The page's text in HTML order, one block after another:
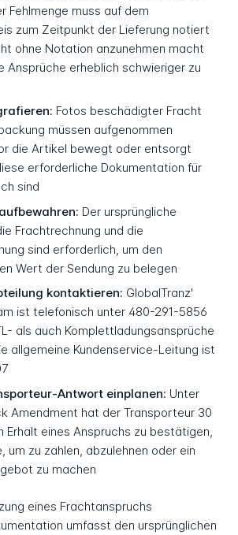
Fehlmenge muss auf dem
zum Zeitpunkt der Lieferung notiert
ohne Notation anzunehmen macht
Ansprüche erheblich schwieriger zu
Fotos beschädigter Fracht
müssen aufgenommen
die Artikel bewegt oder entsorgt
erforderliche Dokumentation für
sind
Der ursprüngliche
Frachtrechnung und die
sind erforderlich, um den
Wert der Sendung zu belegen
kontaktieren: GlobalTranz'
ist telefonisch unter 480-291-5856
als auch Komplettladungsansprüche
allgemeine Kundenservice-Leitung ist
Antwort einplanen: Unter
Amendment hat der Transporteur 30
Erhalt eines Anspruchs zu bestätigen,
um zu zahlen, abzulehnen oder ein
zu machen
eines Frachtanspruchs
umfasst den ursprünglichen